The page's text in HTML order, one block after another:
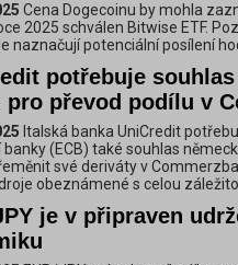
Cena Dogecoinu by mohla
2025 schválen Bitwise ETF.
naznačují potenciální posílení
potřebuje
pro převod podílu v
Italská banka UniCredit
(ECB) také souhlas
své deriváty v
obeznámené s celou
je v připraven